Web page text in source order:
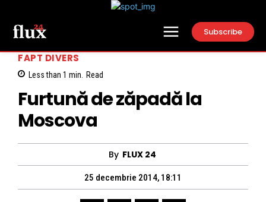
Subscribe
FAPT DIVERS
Less than 1 min. Read
Furtună de zăpadă la
Moscova
By FLUX 24
25 decembrie 2014, 18:11